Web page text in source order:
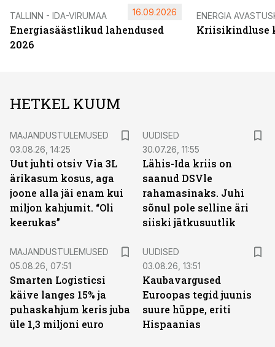
TALLINN - IDA-VIRUMAA
Energiasäästlikud lahendused
2026
16.09.2026 ENERGIA
Kriisikindluse
HETKEL KUUM
MAJANDUSTULEMUSED
03.08.26, 14:25
Uut juhti otsiv Via 3L
ärikasum kosus, aga
joone alla jäi enam kui
miljon kahjumit. “Oli
keerukas”
UUDISED
30.07.26, 11:55
Lähis-Ida kriis on
saanud DSVle
rahamasinaks. Juhi
sõnul pole selline äri
siiski jätkusuutlik
MAJANDUSTULEMUSED
05.08.26, 07:51
Smarten Logisticsi
käive langes 15% ja
puhaskahjum keris juba
üle 1,3 miljoni euro
UUDISED
03.08.26, 13:51
Kaubavargused
Euroopas tegid juunis
suure hüppe, eriti
Hispaanias